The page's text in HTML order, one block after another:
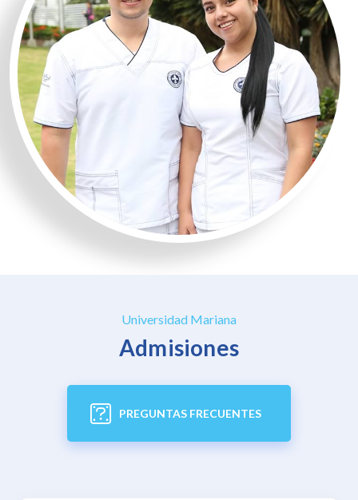
Universidad Mariana
Admisiones
PREGUNTAS FRECUENTES